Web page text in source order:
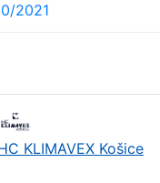
2021
KLIMAVEX Košice